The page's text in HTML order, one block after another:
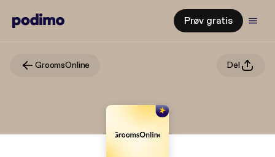
Prøv gratis
GroomsOnline Del